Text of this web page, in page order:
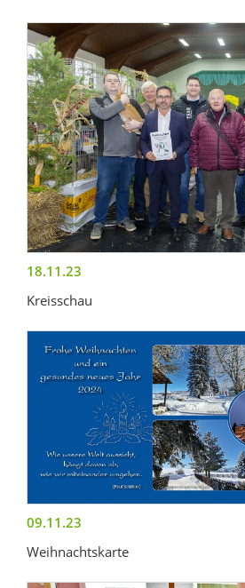
18.11.23
Kreisschau
09.11.23
Weihnachtskarte